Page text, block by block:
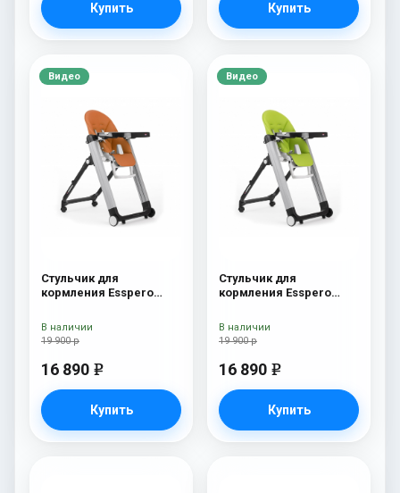
Купить Купить
Видео
Стульчик для
кормления Esspero
19 900 р
16 890 e
Купить
В наличии
Видео
Стульчик для
кормления Esspero
19 900 р
16 890 e
Купить
В наличии